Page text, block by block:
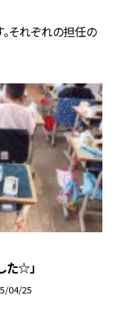
それぞれの担任の
た☆」
04/25